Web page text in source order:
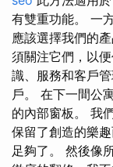
有雙重功能。 一
應該選擇我們的
須關注它們，以
識、服務和客戶
戶。 在下一間公
的內部窗板。 我
保留了創造的樂
足夠了。 然後像